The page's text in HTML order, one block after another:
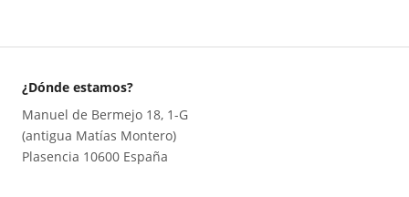
¿Dónde estamos?
Manuel de Bermejo 18, 1-G
(antigua Matías Montero)
Plasencia 10600 España